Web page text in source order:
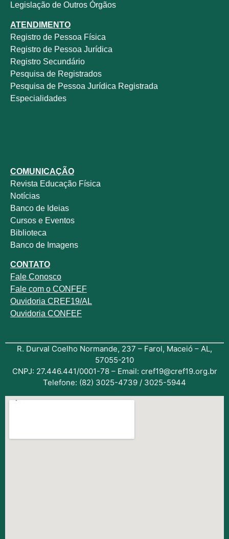
Legislação de Outros Órgãos
ATENDIMENTO
Registro de Pessoa Física
Registro de Pessoa Jurídica
Registro Secundário
Pesquisa de Registrados
Pesquisa de Pessoa Jurídica Registrada
Especialidades
COMUNICAÇÃO
Revista Educação Física
Notícias
Banco de Ideias
Cursos e Eventos
Biblioteca
Banco de Imagens
CONTATO
Fale Conosco
Fale com o CONFEF
Ouvidoria CREF19/AL
Ouvidoria CONFEF
R. Durval Coelho Normande, 237 – Farol, Maceió – AL,
57055-210
CNPJ: 27.446.441/0001-78 – Email: cref19@cref19.org.br
Telefone: (82) 3025-4739 / 3025-5944